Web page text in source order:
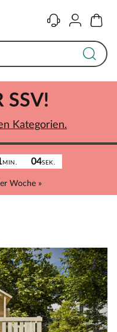
KontaktKonto
MIN. 04SEK.
Woche »
SSV!
Kategorien.